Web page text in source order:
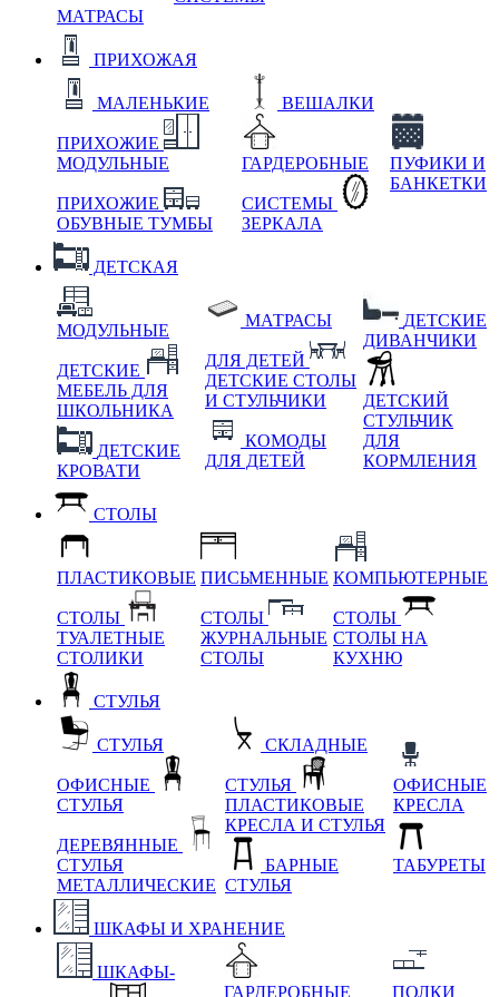
МАТРАСЫ
ПРИХОЖАЯ
МАЛЕНЬКИЕ
ПРИХОЖИЕ
МОДУЛЬНЫЕ
ПРИХОЖИЕ
ОБУВНЫЕ ТУМБЫ
ВЕШАЛКИ
ГАРДЕРОБНЫЕ
СИСТЕМЫ
ЗЕРКАЛА
ПУФИКИ И
БАНКЕТКИ
ДЕТСКАЯ
МОДУЛЬНЫЕ
ДЕТСКИЕ
МЕБЕЛЬ ДЛЯ
ШКОЛЬНИКА
ДЕТСКИЕ
КРОВАТИ
МАТРАСЫ
ДЛЯ ДЕТЕЙ
ДЕТСКИЕ СТОЛЫ
И СТУЛЬЧИКИ
КОМОДЫ
ДЛЯ ДЕТЕЙ
ДЕТСКИЕ
ДИВАНЧИКИ
ДЕТСКИЙ
СТУЛЬЧИК
ДЛЯ
КОРМЛЕНИЯ
СТОЛЫ
ПЛАСТИКОВЫЕ
СТОЛЫ
ТУАЛЕТНЫЕ
СТОЛИКИ
ПИСЬМЕННЫЕ
СТОЛЫ
ЖУРНАЛЬНЫЕ
СТОЛЫ
КОМПЬЮТЕРНЫЕ
СТОЛЫ
СТОЛЫ НА
КУХНЮ
СТУЛЬЯ
СТУЛЬЯ
ОФИСНЫЕ
СТУЛЬЯ
ДЕРЕВЯННЫЕ
СТУЛЬЯ
МЕТАЛЛИЧЕСКИЕ
СКЛАДНЫЕ
СТУЛЬЯ
ПЛАСТИКОВЫЕ
КРЕСЛА И СТУЛЬЯ
БАРНЫЕ
СТУЛЬЯ
ОФИСНЫЕ
КРЕСЛА
ТАБУРЕТЫ
ШКАФЫ И ХРАНЕНИЕ
ШКАФЫ-
ГАРДЕРОБНЫЕ
ПОЛКИ